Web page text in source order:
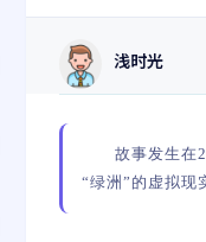
浅时光
故事发生在
“绿洲”的虚拟现